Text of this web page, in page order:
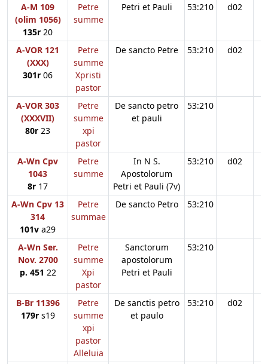
A-M 109
(olim 1056)
135r 20
Petre
summe
Petri et Pauli 53:210 d02
A-VOR 121
(XXX)
301r 06
Petre
summe
Xpristi
pastor
De sancto Petre 53:210 d02
A-VOR 303
(XXXVII)
80r 23
Petre
summe
xpi
pastor
De sancto petro
et pauli
53:210
A-Wn Cpv
1043
8r 17
Petre
summe
In N S.
Apostolorum
Petri et Pauli (7v)
53:210 d02
A-Wn Cpv 13
314
101v a29
Petre
summae
De sancto Petro 53:210
A-Wn Ser.
Nov. 2700
p. 451 22
Petre
summe
Xpi
pastor
Sanctorum
apostolorum
Petri et Pauli
53:210
B-Br 11396
179rs19
Petre
summe
xpi
pastor
Alleluia
De sanctis petro
et paulo
53:210 d02